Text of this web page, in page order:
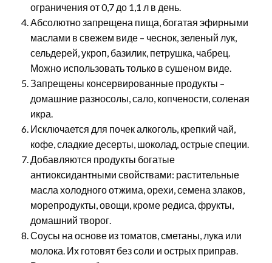
ограничения от 0,7 до 1,1 л в день.
Абсолютно запрещена пища, богатая эфирными
маслами в свежем виде – чеснок, зеленый лук,
сельдерей, укроп, базилик, петрушка, чабрец.
Можно использовать только в сушеном виде.
Запрещены консервированные продукты –
домашние разносолы, сало, копчености, соленая
икра.
Исключается для почек алкоголь, крепкий чай,
кофе, сладкие десерты, шоколад, острые специи.
Добавляются продукты богатые
антиоксидантными свойствами: растительные
масла холодного отжима, орехи, семена злаков,
морепродукты, овощи, кроме редиса, фрукты,
домашний творог.
Соусы на основе из томатов, сметаны, лука или
молока. Их готовят без соли и острых приправ.